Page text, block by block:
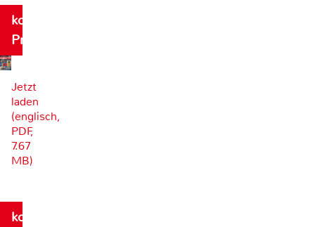
kostenloses
Probeexemplar
Jetzt
laden
(englisch,
PDF,
7.67
MB)
kostenloses